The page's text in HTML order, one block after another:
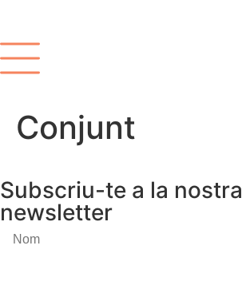
Conjunt
Subscriu-te a la nostra
newsletter